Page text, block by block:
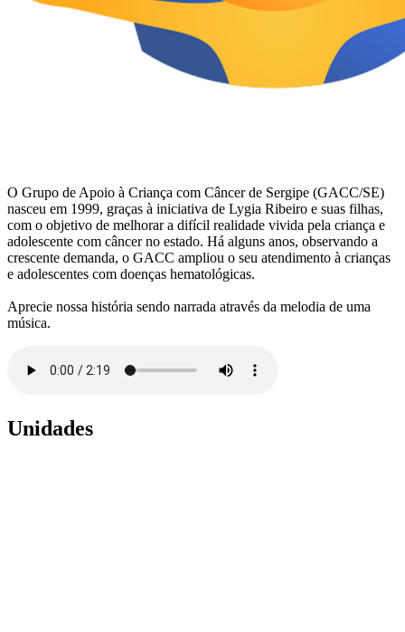
O Grupo de Apoio à Criança com Câncer de Sergipe (GACC/SE)
nasceu em 1999, graças à iniciativa de Lygia Ribeiro e suas filhas,
com o objetivo de melhorar a difícil realidade vivida pela criança e
adolescente com câncer no estado. Há alguns anos, observando a
crescente demanda, o GACC ampliou o seu atendimento à crianças
e adolescentes com doenças hematológicas.
Aprecie nossa história sendo narrada através da melodia de uma
música.
Unidades